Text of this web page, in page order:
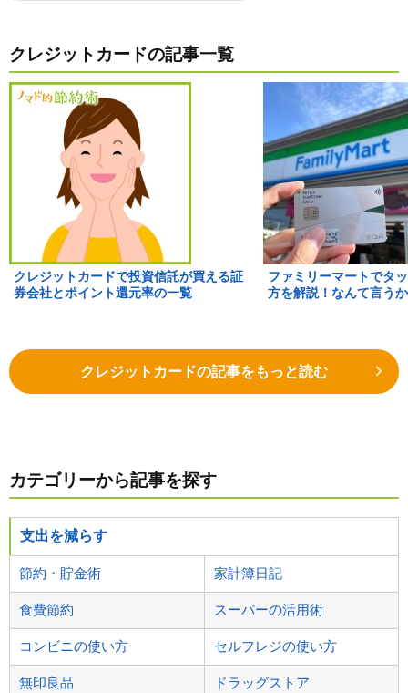
クレジットカードの記事一覧
クレジットカードで投資信託が買える証
券会社とポイント還元率の一覧
ファミリーマートでタ
方を解説！なんて言う
クレジットカードの記事をもっと読む
カテゴリーから記事を探す
支出を減らす
節約・貯金術 家計簿日記
食費節約 スーパーの活用術
コンビニの使い方 セルフレジの使い方
無印良品 ドラッグストア